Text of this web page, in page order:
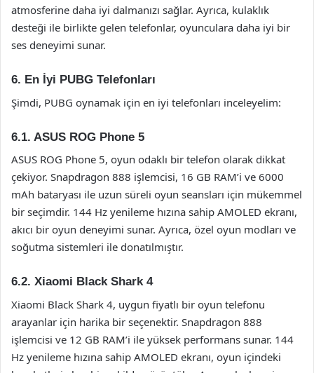
atmosferine daha iyi dalmanızı sağlar. Ayrıca, kulaklık
desteği ile birlikte gelen telefonlar, oyunculara daha iyi bir
ses deneyimi sunar.
6. En İyi PUBG Telefonları
Şimdi, PUBG oynamak için en iyi telefonları inceleyelim:
6.1. ASUS ROG Phone 5
ASUS ROG Phone 5, oyun odaklı bir telefon olarak dikkat
çekiyor. Snapdragon 888 işlemcisi, 16 GB RAM’i ve 6000
mAh bataryası ile uzun süreli oyun seansları için mükemmel
bir seçimdir. 144 Hz yenileme hızına sahip AMOLED ekranı,
akıcı bir oyun deneyimi sunar. Ayrıca, özel oyun modları ve
soğutma sistemleri ile donatılmıştır.
6.2. Xiaomi Black Shark 4
Xiaomi Black Shark 4, uygun fiyatlı bir oyun telefonu
arayanlar için harika bir seçenektir. Snapdragon 888
işlemcisi ve 12 GB RAM’i ile yüksek performans sunar. 144
Hz yenileme hızına sahip AMOLED ekranı, oyun içindeki